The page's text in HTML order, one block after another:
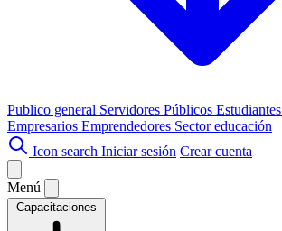
Publico general Servidores Públicos Estudiantes
Empresarios Emprendedores Sector educación
Icon search Iniciar sesión Crear cuenta
Menú
Capacitaciones